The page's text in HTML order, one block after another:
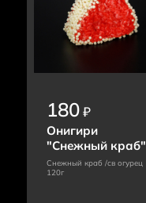
180₽
Онигири
"Снежный краб"
Снежный краб /св огурец
120г